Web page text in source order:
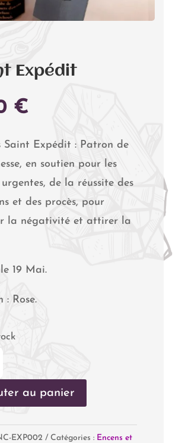
Expédit
€
Saint Expédit : Patron de
en soutien pour les
urgentes, de la réussite des
et des procès, pour
la négativité et attirer la
19 Mai.
: Rose.
au panier
EXP002 Catégories : Encens et